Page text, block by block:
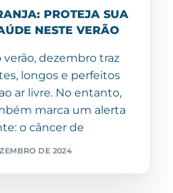
PROTEJA SUA
NESTE VERÃO
dezembro traz
longos e perfeitos
ar livre. No entanto,
marca um alerta
o câncer de
DE 2024